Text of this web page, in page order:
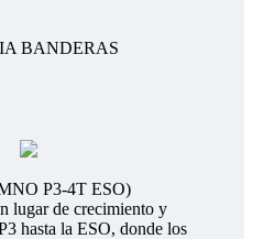
BANDERAS
P3-4T ESO)
lugar de crecimiento y
hasta la ESO, donde los